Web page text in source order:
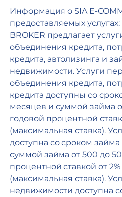
Информация о SIA E-
предоставляемых услугах:
BROKER предлагает
объединения кредита,
кредита, автолизинга и
недвижимости. Услуги
объединения кредита,
кредита доступны со
месяцев и суммой займа
годовой процентной
(максимальная ставка).
доступна со сроком займа
суммой займа от 500 до
процентной ставкой от 2%
(максимальная ставка).
недвижимости доступна